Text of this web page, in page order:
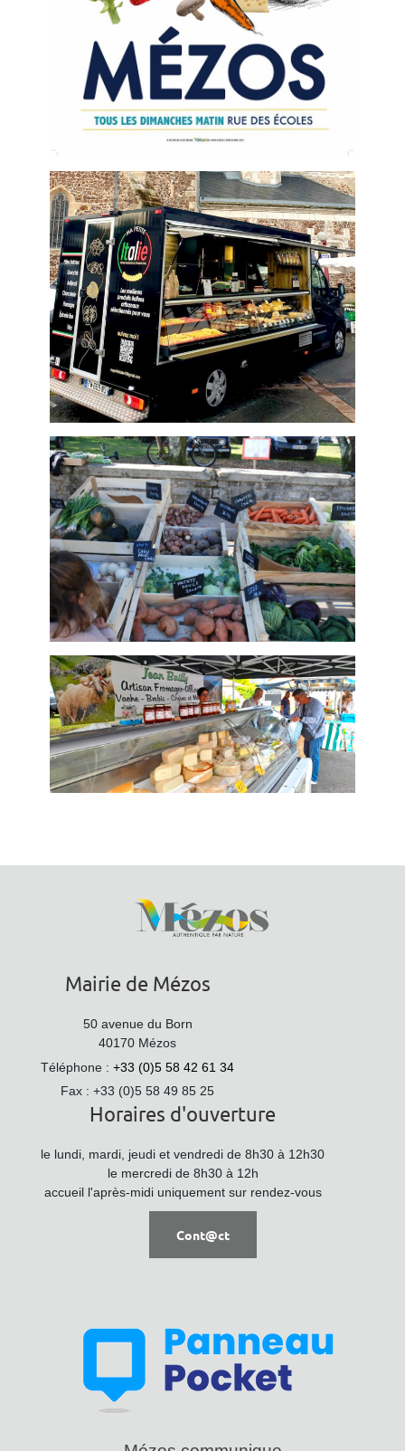
Mairie de Mézos
50 avenue du Born
40170 Mézos
Téléphone : +33 (0)5 58 42 61 34
Fax : +33 (0)5 58 49 85 25
Horaires d'ouverture
le lundi, mardi, jeudi et vendredi de 8h30 à 12h30
le mercredi de 8h30 à 12h
accueil l'après-midi uniquement sur rendez-vous
Cont@ct